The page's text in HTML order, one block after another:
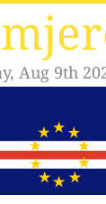
Aug 9th